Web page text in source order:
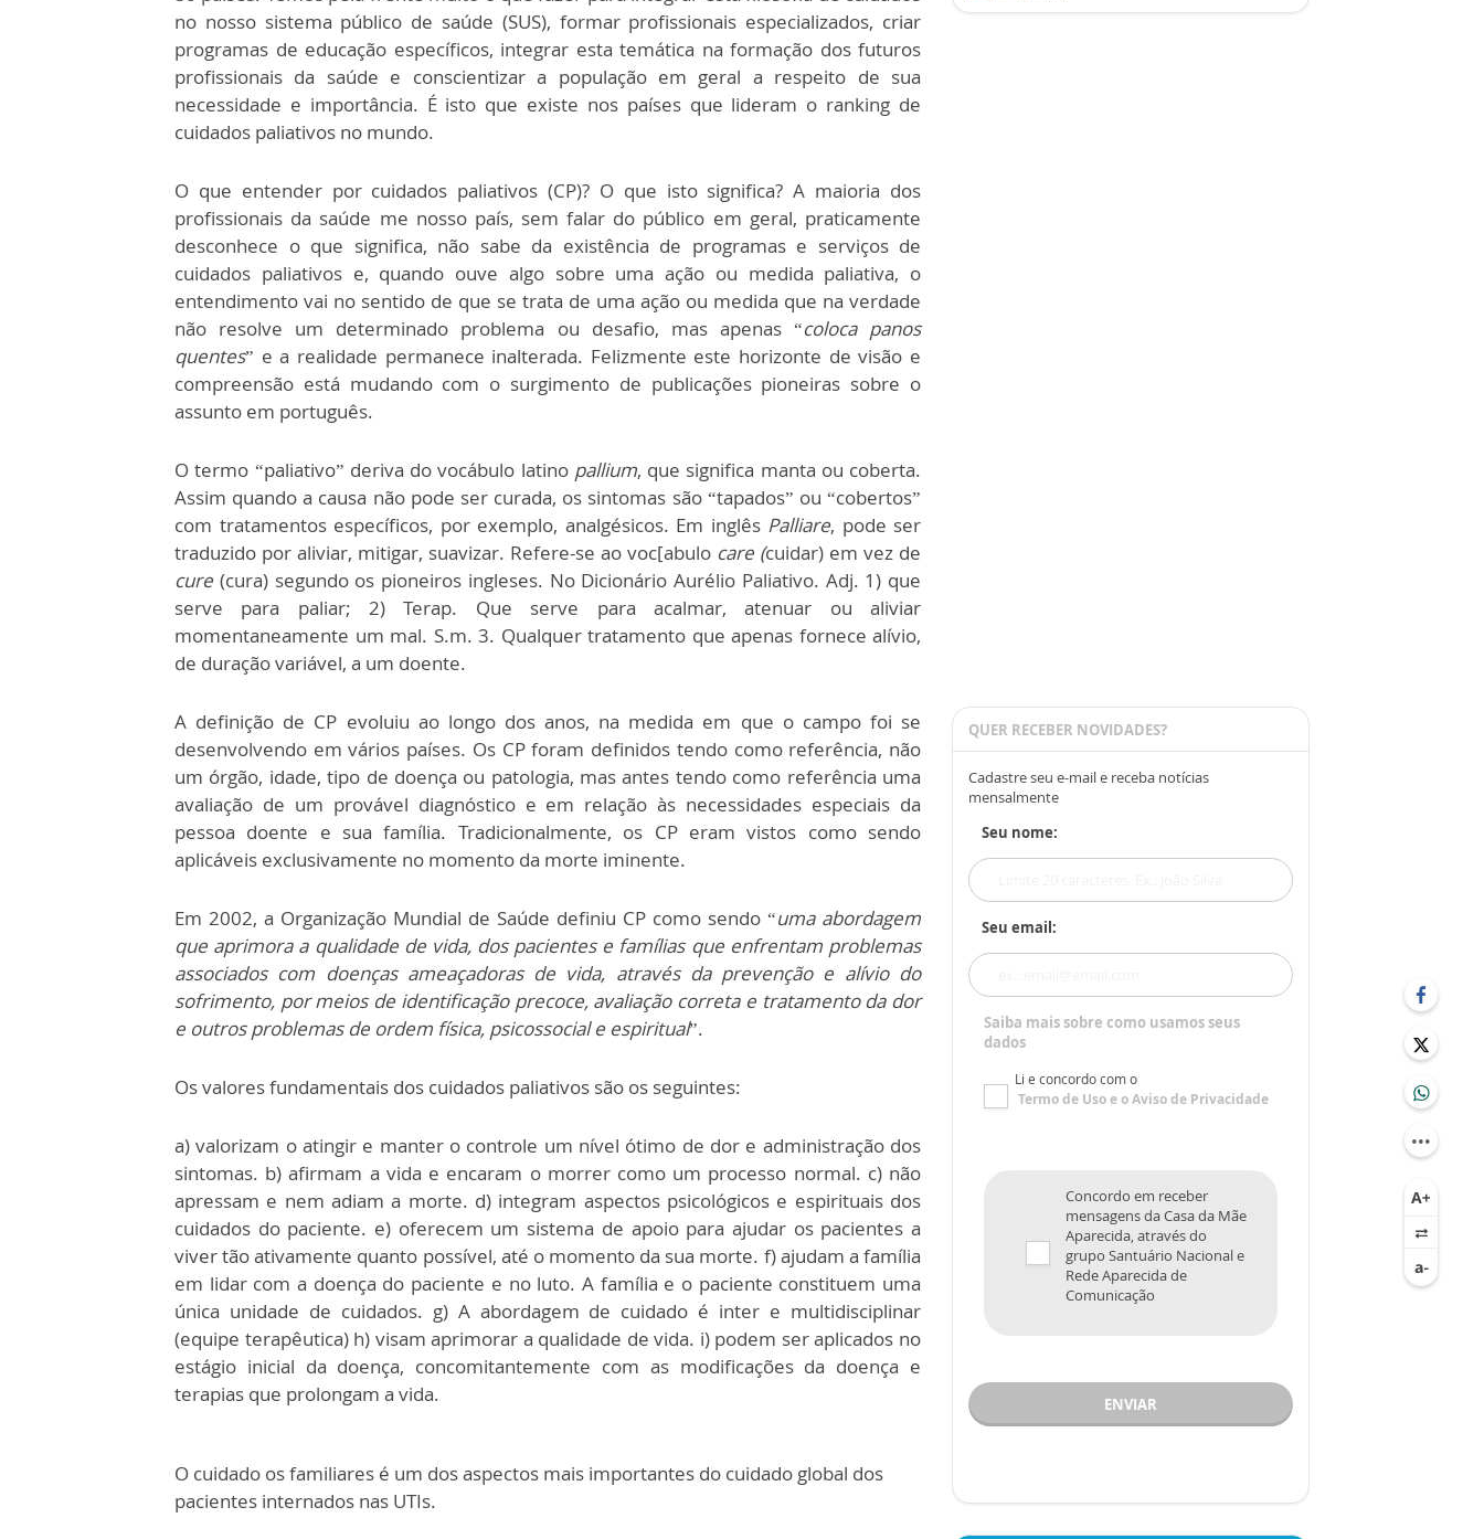
no nosso sistema público de saúde (SUS), formar profissionais especializados, criar
programas de educação específicos, integrar esta temática na formação dos futuros
profissionais da saúde e conscientizar a população em geral a respeito de sua
necessidade e importância. É isto que existe nos países que lideram o ranking de
cuidados paliativos no mundo.
O que entender por cuidados paliativos (CP)? O que isto significa? A maioria dos
profissionais da saúde me nosso país, sem falar do público em geral, praticamente
desconhece o que significa, não sabe da existência de programas e serviços de
cuidados paliativos e, quando ouve algo sobre uma ação ou medida paliativa, o
entendimento vai no sentido de que se trata de uma ação ou medida que na verdade
não resolve um determinado problema ou desafio, mas apenas “coloca panos
quentes” e a realidade permanece inalterada. Felizmente este horizonte de visão e
compreensão está mudando com o surgimento de publicações pioneiras sobre o
assunto em português.
O termo “paliativo” deriva do vocábulo latino pallium, que significa manta ou coberta.
Assim quando a causa não pode ser curada, os sintomas são “tapados” ou “cobertos”
com tratamentos específicos, por exemplo, analgésicos. Em inglês Palliare, pode ser
traduzido por aliviar, mitigar, suavizar. Refere-se ao voc[abulo care (cuidar) em vez de
cure (cura) segundo os pioneiros ingleses. No Dicionário Aurélio Paliativo. Adj. 1) que
serve para paliar; 2) Terap. Que serve para acalmar, atenuar ou aliviar
momentaneamente um mal. S.m. 3. Qualquer tratamento que apenas fornece alívio,
de duração variável, a um doente.
A definição de CP evoluiu ao longo dos anos, na medida em que o campo foi se
desenvolvendo em vários países. Os CP foram definidos tendo como referência, não
um órgão, idade, tipo de doença ou patologia, mas antes tendo como referência uma
avaliação de um provável diagnóstico e em relação às necessidades especiais da
pessoa doente e sua família. Tradicionalmente, os CP eram vistos como sendo
aplicáveis exclusivamente no momento da morte iminente.
Em 2002, a Organização Mundial de Saúde definiu CP como sendo “uma abordagem
que aprimora a qualidade de vida, dos pacientes e famílias que enfrentam problemas
associados com doenças ameaçadoras de vida, através da prevenção e alívio do
sofrimento, por meios de identificação precoce, avaliação correta e tratamento da dor
e outros problemas de ordem física, psicossocial e espiritual”.
Os valores fundamentais dos cuidados paliativos são os seguintes:
a) valorizam o atingir e manter o controle um nível ótimo de dor e administração dos
sintomas. b) afirmam a vida e encaram o morrer como um processo normal. c) não
apressam e nem adiam a morte. d) integram aspectos psicológicos e espirituais dos
cuidados do paciente. e) oferecem um sistema de apoio para ajudar os pacientes a
viver tão ativamente quanto possível, até o momento da sua morte. f) ajudam a família
em lidar com a doença do paciente e no luto. A família e o paciente constituem uma
única unidade de cuidados. g) A abordagem de cuidado é inter e multidisciplinar
(equipe terapêutica) h) visam aprimorar a qualidade de vida. i) podem ser aplicados no
estágio inicial da doença, concomitantemente com as modificações da doença e
terapias que prolongam a vida.
O cuidado os familiares é um dos aspectos mais importantes do cuidado global dos
pacientes internados nas UTIs.
QUER RECEBER NOVIDADES?
Cadastre seu e-mail e receba notícias
mensalmente
Seu nome:
Seu email:
Saiba mais sobre como usamos seus
dados
Li e concordo com o
Termo de Usoe oAviso de Privacidade
Concordo em receber
mensagens da Casa da Mãe
Aparecida, através do
grupo Santuário Nacional e
Rede Aparecida de
Comunicação
ENVIAR